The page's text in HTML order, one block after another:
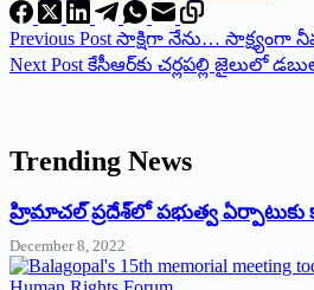
Previous Post సాక్షిగా నేను… సాక్ష్యంగా
Next Post కేసీఆర్‌కు చర్లపల్లి జైలులో
Trending News
‌హ్రిమాచల్‌ ‌ప్రదేశ్‌లో పభుత్వ ఏర్పాటుకు
December 8, 2022